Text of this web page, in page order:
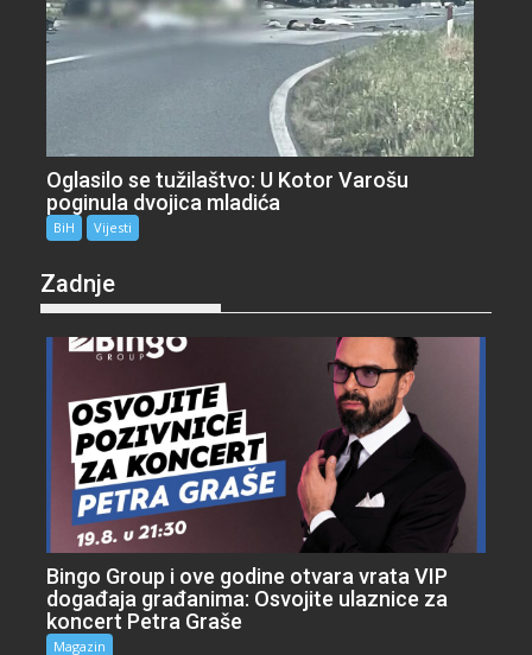
Oglasilo se tužilaštvo: U Kotor Varošu
poginula dvojica mladića
BiH Vijesti
Zadnje
Bingo Group i ove godine otvara vrata VIP
događaja građanima: Osvojite ulaznice za
koncert Petra Graše
Magazin